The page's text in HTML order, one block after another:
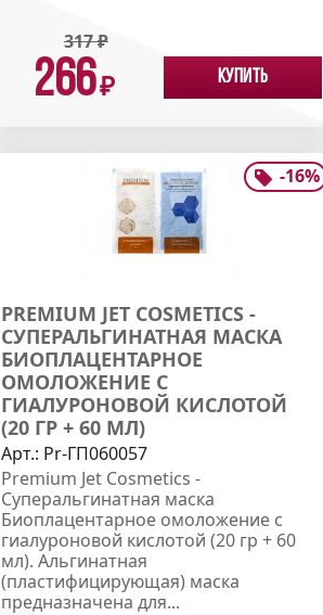
317₽
266₽ Купить
-16%
PREMIUM JET COSMETICS -
СУПЕРАЛЬГИНАТНАЯ МАСКА
БИОПЛАЦЕНТАРНОЕ
ОМОЛОЖЕНИЕ С
ГИАЛУРОНОВОЙ КИСЛОТОЙ
(20 ГР + 60 МЛ)
Арт.: Pr-ГП060057
Premium Jet Cosmetics -
Суперальгинатная маска
Биоплацентарное омоложение с
гиалуроновой кислотой (20 гр + 60
мл). Альгинатная
(пластифицирующая) маска
предназначена для...